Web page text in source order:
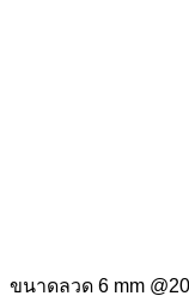
ขนาดลวด 6 mm @20